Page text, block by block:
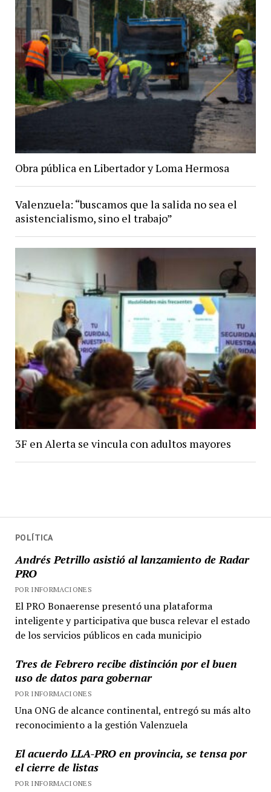
POLÍTICA
Andrés Petrillo asistió al lanzamiento de Radar
PRO
POR INFORMACIONES
El PRO Bonaerense presentó una plataforma
inteligente y participativa que busca relevar el estado
de los servicios públicos en cada municipio
Tres de Febrero recibe distinción por el buen
uso de datos para gobernar
POR INFORMACIONES
Una ONG de alcance continental, entregó su más alto
reconocimiento a la gestión Valenzuela
El acuerdo LLA-PRO en provincia, se tensa por
el cierre de listas
POR INFORMACIONES
Obra pública en Libertador y Loma Hermosa
Valenzuela: “buscamos que la salida no sea el
asistencialismo, sino el trabajo”
3F en Alerta se vincula con adultos mayores